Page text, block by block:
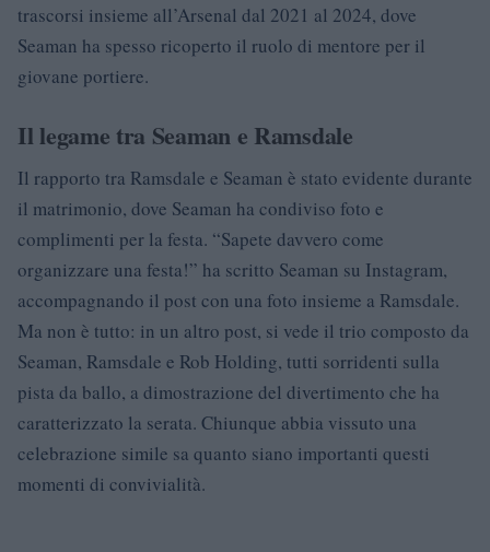
trascorsi insieme all’Arsenal dal 2021 al 2024, dove
Seaman ha spesso ricoperto il ruolo di mentore per il
giovane portiere.
Il legame tra Seaman e Ramsdale
Il rapporto tra Ramsdale e Seaman è stato evidente durante
il matrimonio, dove Seaman ha condiviso foto e
complimenti per la festa. “Sapete davvero come
organizzare una festa!” ha scritto Seaman su Instagram,
accompagnando il post con una foto insieme a Ramsdale.
Ma non è tutto: in un altro post, si vede il trio composto da
Seaman, Ramsdale e Rob Holding, tutti sorridenti sulla
pista da ballo, a dimostrazione del divertimento che ha
caratterizzato la serata. Chiunque abbia vissuto una
celebrazione simile sa quanto siano importanti questi
momenti di convivialità.